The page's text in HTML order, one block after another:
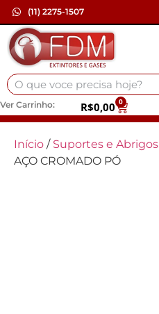
(11) 2275-1507
Ver Carrinho: R$0,00 0
Início / Suportes e Abrigos
AÇO CROMADO PÓ